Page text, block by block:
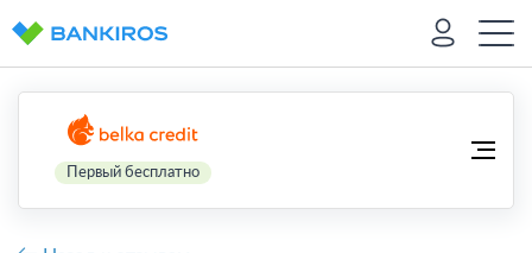
Первый бесплатно